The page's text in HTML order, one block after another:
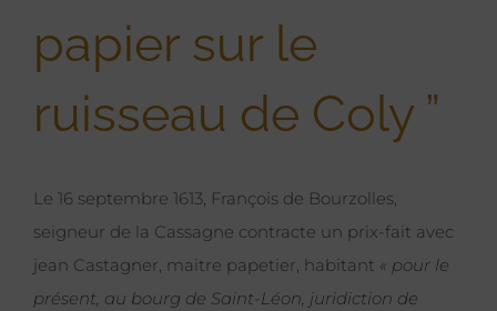
papier sur le
ruisseau de Coly ”
Le 16 septembre 1613, François de Bourzolles,
seigneur de la Cassagne contracte un prix-fait avec
jean Castagner, maitre papetier, habitant « pour le
présent, au bourg de Saint-Léon, juridiction de